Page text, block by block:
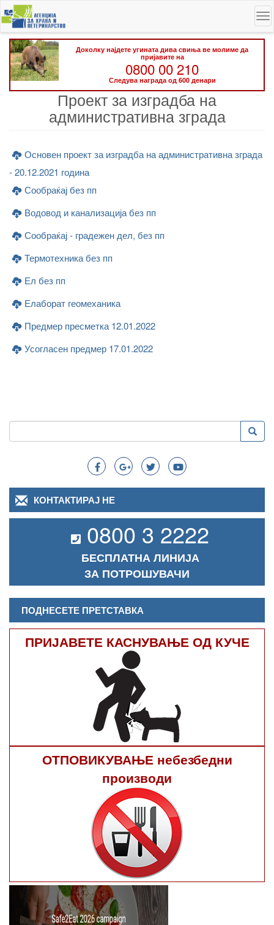
Skip
to
main
content
Доколку најдете угината дива свиња ве молиме да
пријавите на
0800 00 210
Следува награда од 600 денари
Проект за изградба на
административна зграда
Основен проект за изградба на административна зграда
- 20.12.2021 година
Сообраќај без пп
Водовод и канализација без пп
Сообраќај - градежен дел, без пп
Термотехника без пп
Ел без пп
Елаборат геомеханика
Предмер пресметка 12.01.2022
Усогласен предмер 17.01.2022
Search
Пребарување
КОНТАКТИРАЈ НЕ
0800 3 2222
БЕСПЛАТНА ЛИНИЈА
ЗА ПОТРОШУВАЧИ
ПОДНЕСЕТЕ ПРЕТСТАВКА
ПРИЈАВЕТЕ КАСНУВАЊЕ ОД КУЧЕ
ОТПОВИКУВАЊЕ небезбедни
производи